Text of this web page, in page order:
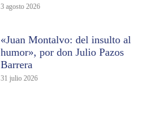
3 agosto 2026
«Juan Montalvo: del insulto al
humor», por don Julio Pazos
Barrera
31 julio 2026